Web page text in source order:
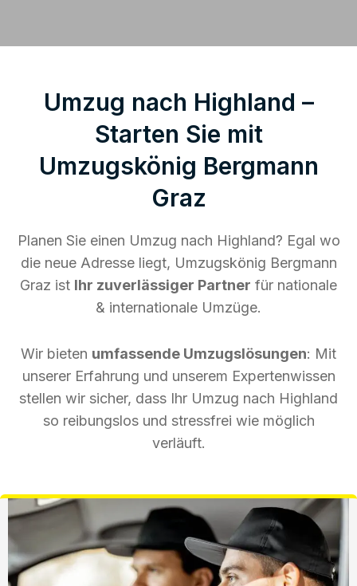
Umzug nach Highland –
Starten Sie mit
Umzugskönig Bergmann
Graz
Planen Sie einen Umzug nach Highland? Egal wo
die neue Adresse liegt, Umzugskönig Bergmann
Graz ist Ihr zuverlässiger Partner für nationale
& internationale Umzüge.
Wir bieten umfassende Umzugslösungen: Mit
unserer Erfahrung und unserem Expertenwissen
stellen wir sicher, dass Ihr Umzug nach Highland
so reibungslos und stressfrei wie möglich
verläuft.